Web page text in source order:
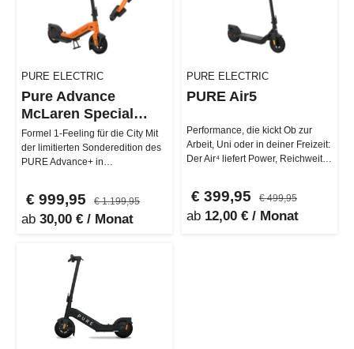
PURE ELECTRIC
Pure Advance
McLaren Special
Edition
Formel 1-Feeling für die City Mit
der limitierten Sonderedition des
PURE Advance+ in
€ 999,95 € 1.199,95
ab 30,00 € / Monat
PURE ELECTRIC
PURE Air5
Performance, die kickt Ob zur
Arbeit, Uni oder in deiner Freizeit:
Der Air⁴ liefert Power, Reichweite
€ 399,95 € 499,95
ab 12,00 € / Monat